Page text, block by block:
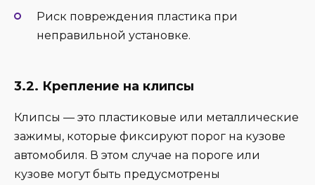
Риск повреждения пластика при
неправильной установке.
3.2. Крепление на клипсы
Клипсы — это пластиковые или металлические
зажимы, которые фиксируют порог на кузове
автомобиля. В этом случае на пороге или
кузове могут быть предусмотрены